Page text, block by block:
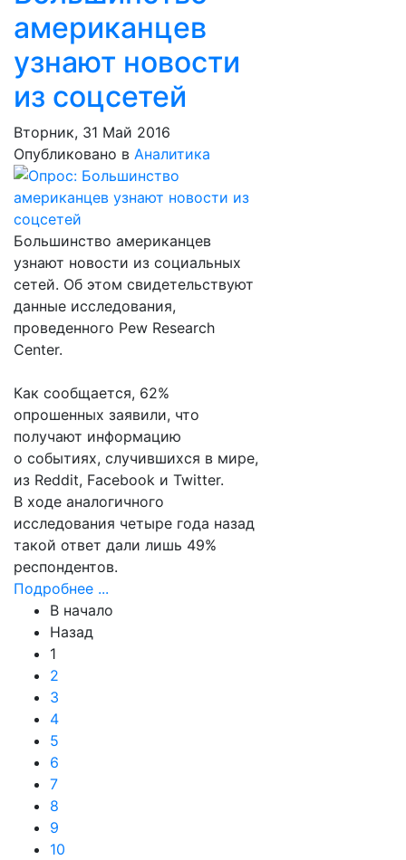
американцев
узнают новости
из соцсетей
Вторник, 31 Май 2016
Опубликовано в Аналитика
Большинство американцев
узнают новости из социальных
сетей. Об этом свидетельствуют
данные исследования,
проведенного Pew Research
Center.
Как сообщается, 62%
опрошенных заявили, что
получают информацию
о событиях, случившихся в мире,
из Reddit, Facebook и Twitter.
В ходе аналогичного
исследования четыре года назад
такой ответ дали лишь 49%
респондентов.
Подробнее ...
В начало
Назад
1
2
3
4
5
6
7
8
9
10